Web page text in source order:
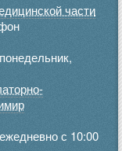
части
с 10:00